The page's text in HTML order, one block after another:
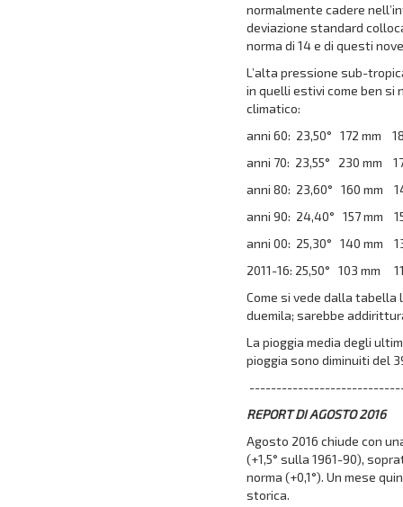
normalmente cadere
deviazione standard
norma di 14 e di questi
L’alta pressione sub-
in quelli estivi come ben
climatico:
anni 60: 23,50° 172 mm
anni 70: 23,55° 230 mm
anni 80: 23,60° 160 mm
anni 90: 24,40° 157 mm
anni 00: 25,30° 140 mm
2011-16: 25,50° 103 mm
Come si vede dalla
duemila; sarebbe
La pioggia media degli
pioggia sono diminuiti del
REPORT DI AGOSTO 2016
Agosto 2016 chiude con
(+1,5° sulla 1961-90),
norma (+0,1°). Un mese
storica.